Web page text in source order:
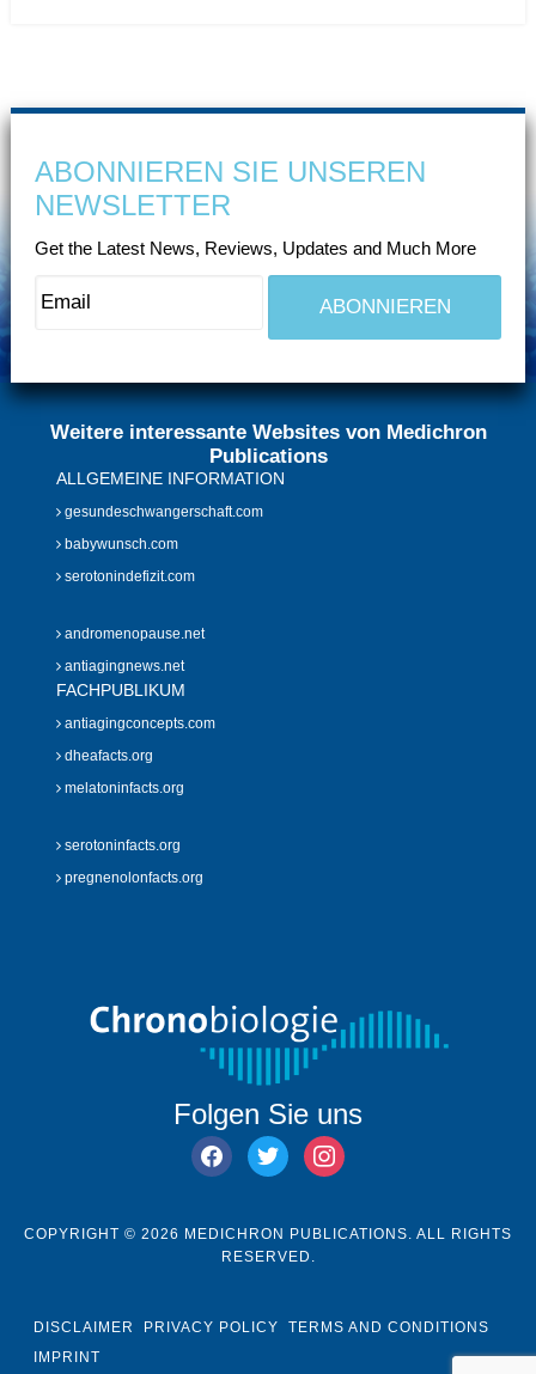
ABONNIEREN SIE UNSEREN
NEWSLETTER
Get the Latest News, Reviews, Updates and Much More
Weitere interessante Websites von Medichron
Publications
ALLGEMEINE INFORMATION
gesundeschwangerschaft.com
babywunsch.com
serotonindefizit.com
andromenopause.net
antiagingnews.net
FACHPUBLIKUM
antiagingconcepts.com
dheafacts.org
melatoninfacts.org
serotoninfacts.org
pregnenolonfacts.org
Folgen Sie uns
facebook
twitter instagram
COPYRIGHT © 2026 MEDICHRON PUBLICATIONS. ALL RIGHTS
RESERVED.
DISCLAIMER PRIVACY POLICY
TERMS AND CONDITIONS
IMPRINT